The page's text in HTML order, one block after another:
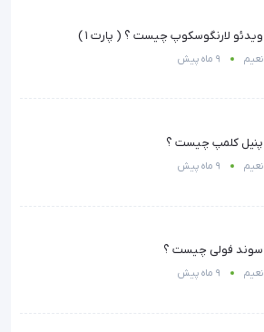
ویدئو لارنگوسکوپ چیست ؟ ( پارت ۱ )
نعیم 9 ماه پیش
پنیل کلمپ چیست ؟
نعیم 9 ماه پیش
سوند فولی چیست ؟
نعیم 9 ماه پیش